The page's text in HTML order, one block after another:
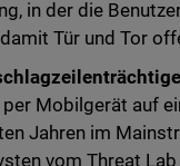
in der die
Tür und Tor
Mobilgerät auf
Jahren im
vom Threat